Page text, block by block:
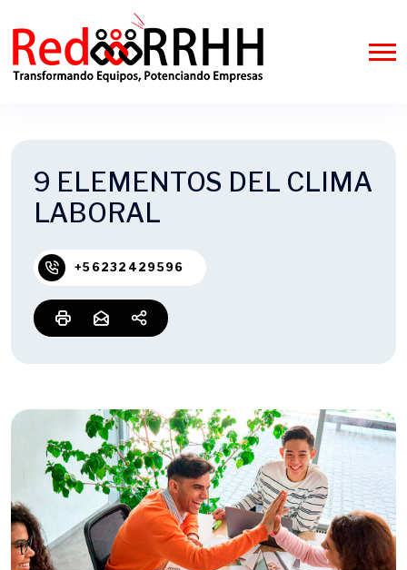
9 ELEMENTOS DEL CLIMA
LABORAL
+56232429596